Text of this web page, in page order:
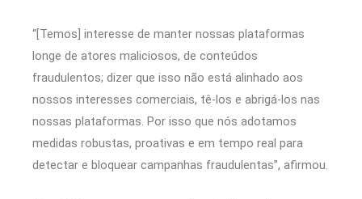
“[Temos] interesse de manter nossas plataformas
longe de atores maliciosos, de conteúdos
fraudulentos; dizer que isso não está alinhado aos
nossos interesses comerciais, tê-los e abrigá-los nas
nossas plataformas. Por isso que nós adotamos
medidas robustas, proativas e em tempo real para
detectar e bloquear campanhas fraudulentas”, afirmou.